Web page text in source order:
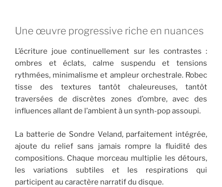
Une œuvre progressive riche en nuances
L’écriture joue continuellement sur les contrastes :
ombres et éclats, calme suspendu et tensions
rythmées, minimalisme et ampleur orchestrale. Robec
tisse des textures tantôt chaleureuses, tantôt
traversées de discrètes zones d’ombre, avec des
influences allant de l’ambient à un synth-pop assoupi.
La batterie de Sondre Veland, parfaitement intégrée,
ajoute du relief sans jamais rompre la fluidité des
compositions. Chaque morceau multiplie les détours,
les variations subtiles et les respirations qui
participent au caractère narratif du disque.